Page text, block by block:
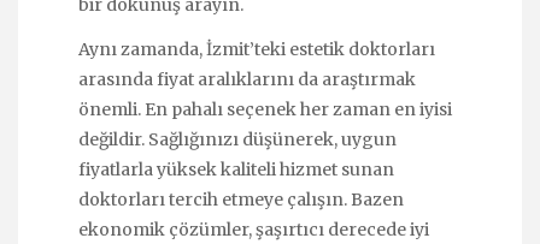
bir dokunuş arayın.
Aynı zamanda, İzmit’teki estetik doktorları
arasında fiyat aralıklarını da araştırmak
önemli. En pahalı seçenek her zaman en iyisi
değildir. Sağlığınızı düşünerek, uygun
fiyatlarla yüksek kaliteli hizmet sunan
doktorları tercih etmeye çalışın. Bazen
ekonomik çözümler, şaşırtıcı derecede iyi